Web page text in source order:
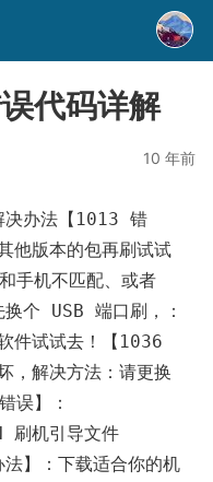
代码详解
10 年前
决办法【1013 错
他版本的包再刷试试
手机不匹配、或者
个 USB 端口刷，：
件试试去！【1036
，解决方法：请更换
误】：
刷机引导文件
：下载适合你的机